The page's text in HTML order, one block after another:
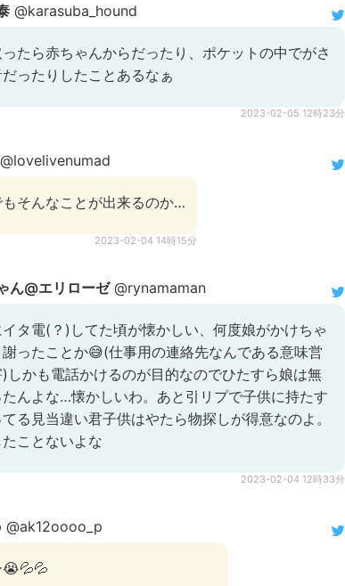
@karasuba_hound
たら赤ちゃんからだったり、ポケットの中でがさ
ったりしたことあるなぁ
2023-02-05 12時23分
@lovelivenumad
そんなことが出来るのか…
2023-02-04 14時15分
ん@エリローゼ@rynamaman
タ電(？)してた頃が懐かしい、何度娘がかけちゃ
謝ったことか😅(仕事用の連絡先なんである意味営
しかも電話かけるのが目的なのでひたすら娘は無
んよな…懐かしいわ。あと引リプで子供に持たす
る見当違い君子供はやたら物探しが得意なのよ。
ことないよな
2023-02-04 12時33分
@ak12oooo_p